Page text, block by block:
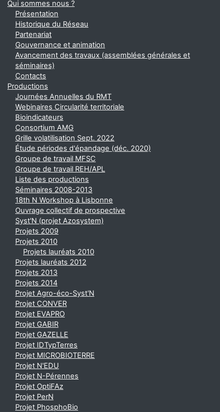
Qui sommes nous ?
Présentation
Historique du Réseau
Partenariat
Gouvernance et animation
Avancement des travaux (assemblées générales et
séminaires)
Contacts
Productions
Journées Annuelles du RMT
Webinaires Circularité territoriale
Bioindicateurs
Consortium AMG
Grille volatilisation Sept. 2022
Étude périodes d'épandage (déc. 2020)
Groupe de travail MFSC
Groupe de travail REH/APL
Liste des productions
Séminaires 2008-2013
18th N Workshop à Lisbonne
Ouvrage collectif de prospective
Syst'N (projet Azosystem)
Projets 2009
Projets 2010
Projets lauréats 2010
Projets lauréats 2012
Projets 2013
Projets 2014
Projet Agro-éco-Syst'N
Projet CONVER
Projet EVAPRO
Projet GABIR
Projet GAZELLE
Projet IDTypTerres
Projet MICROBIOTERRE
Projet N'EDU
Projet N-Pérennes
Projet OptiFAz
Projet PerN
Projet PhosphoBio